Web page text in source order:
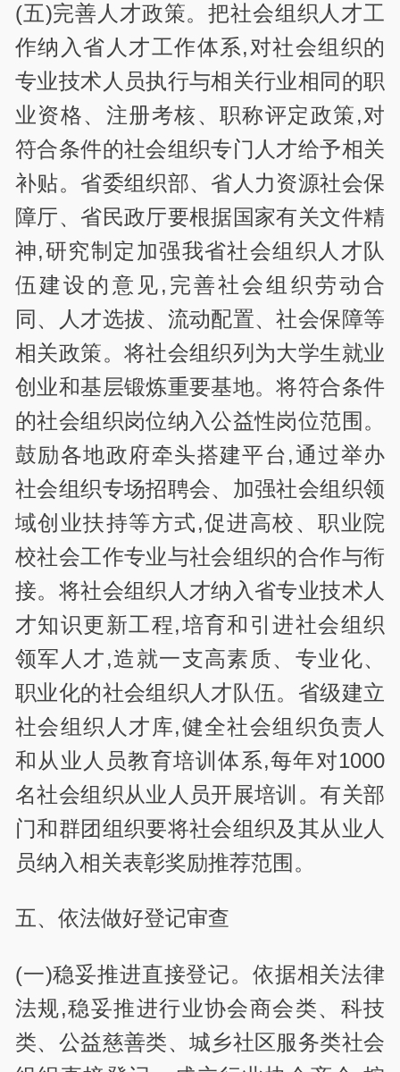
(五)完善人才政策。把社会组织人才工
作纳入省人才工作体系,对社会组织的
专业技术人员执行与相关行业相同的职
业资格、注册考核、职称评定政策,对
符合条件的社会组织专门人才给予相关
补贴。省委组织部、省人力资源社会保
障厅、省民政厅要根据国家有关文件精
神,研究制定加强我省社会组织人才队
伍建设的意见,完善社会组织劳动合
同、人才选拔、流动配置、社会保障等
相关政策。将社会组织列为大学生就业
创业和基层锻炼重要基地。将符合条件
的社会组织岗位纳入公益性岗位范围。
鼓励各地政府牵头搭建平台,通过举办
社会组织专场招聘会、加强社会组织领
域创业扶持等方式,促进高校、职业院
校社会工作专业与社会组织的合作与衔
接。将社会组织人才纳入省专业技术人
才知识更新工程,培育和引进社会组织
领军人才,造就一支高素质、专业化、
职业化的社会组织人才队伍。省级建立
社会组织人才库,健全社会组织负责人
和从业人员教育培训体系,每年对1000
名社会组织从业人员开展培训。有关部
门和群团组织要将社会组织及其从业人
员纳入相关表彰奖励推荐范围。
五、依法做好登记审查
(一)稳妥推进直接登记。依据相关法律
法规,稳妥推进行业协会商会类、科技
类、公益慈善类、城乡社区服务类社会